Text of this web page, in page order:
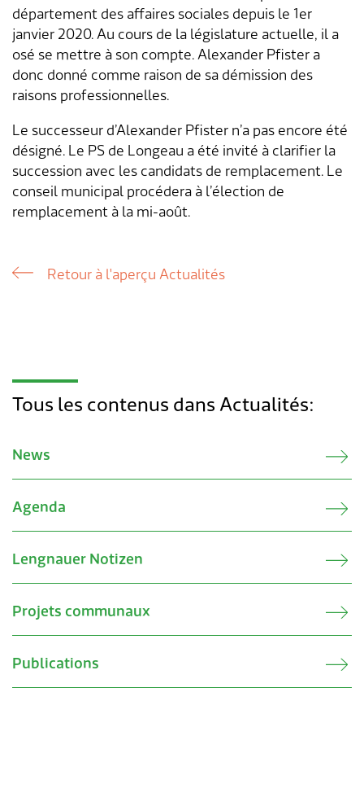
département des affaires sociales depuis le 1er
janvier 2020. Au cours de la législature actuelle, il a
osé se mettre à son compte. Alexander Pfister a
donc donné comme raison de sa démission des
raisons professionnelles.
Le successeur d’Alexander Pfister n’a pas encore été
désigné. Le PS de Longeau a été invité à clarifier la
succession avec les candidats de remplacement. Le
conseil municipal procédera à l’élection de
remplacement à la mi-août.
Retour à l'aperçu Actualités
Tous les contenus dans Actualités:
News
Agenda
Lengnauer Notizen
Projets communaux
Publications
Association des parents d'accueil
Gastronomie
Location d'installations de loisirs
Autorisation d'événements
Assurances sociales
Affaires sociales
Construire & planifier
Aménagement du territoire & planification
locale
Cadastre RDPPF
Environnement
Sécurité
A propos de Lengnau
Paroisses
Communes partenaires
Lengnauer Notizen
Economie
Département des finances
Service social
Dép. de la construction et des travaux
Dép. de l'exploitation et du génie civil
Centre d'entretien
Garderie d'enfants
Stage / apprentissage
Réseaux de communes
Services de A à Z
Répertoire d'adresses
Contact & heures d'ouverture